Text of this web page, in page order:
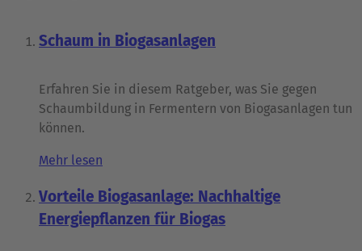
Schaum in Biogasanlagen
Erfahren Sie in diesem Ratgeber, was Sie gegen
Schaumbildung in Fermentern von Biogasanlagen tun
können.
Mehr lesen
Vorteile Biogasanlage: Nachhaltige
Energiepflanzen für Biogas